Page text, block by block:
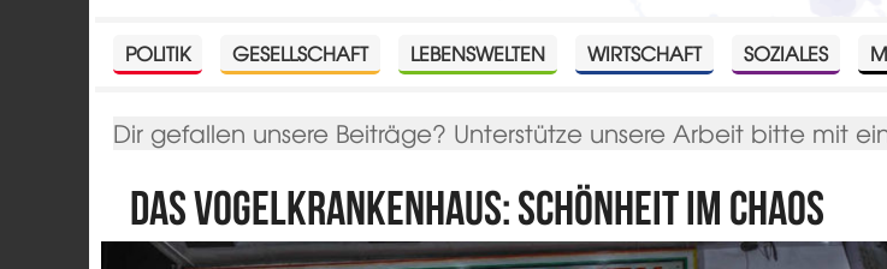
POLITIK GESELLSCHAFT LEBENSWELTEN WIRTSCHAFT SOZIALES
Dir gefallen unsere Beiträge? Unterstütze unsere Arbeit bitte mit
Das Vogelkrankenhaus: Schönheit im Chaos